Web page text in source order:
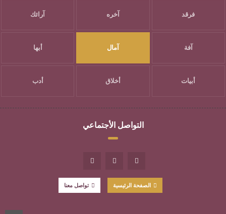
فرقد آخره آرائك
آفة آمال أبها
أبيات أخلاق أدب
التواصل الأجتماعي
الصفحة الرئيسية تواصل معنا